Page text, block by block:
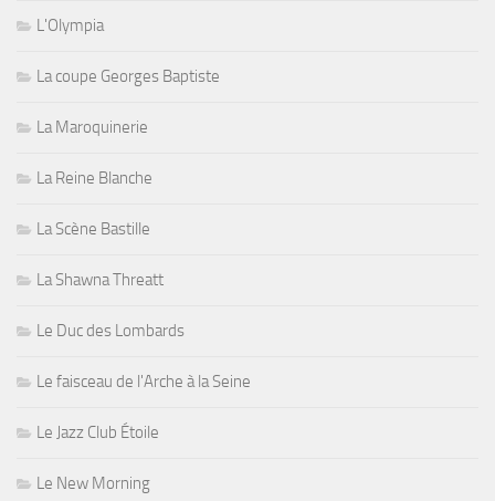
L'Olympia
La coupe Georges Baptiste
La Maroquinerie
La Reine Blanche
La Scène Bastille
La Shawna Threatt
Le Duc des Lombards
Le faisceau de l'Arche à la Seine
Le Jazz Club Étoile
Le New Morning